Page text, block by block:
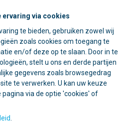
ervaring via cookies
te bieden, gebruiken zowel wij
zoals cookies om toegang te
en/of deze op te slaan. Door in te
stelt u ons en derde partijen
gegevens zoals browsegedrag
te verwerken. U kan uw keuze
via de optie 'cookies' of
en 2 apptn
Londerzeel|Ref : 1733
gesloten deur schuilt
reden. 🏡
zijn we vaak op pad
en bezichtigingen.
kantoor in de namiddag
geopend op afspraak.
u graag verder!